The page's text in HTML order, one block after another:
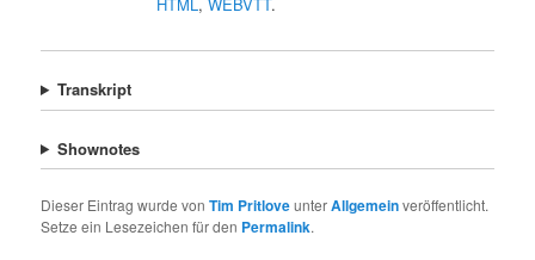
Transkript
Shownotes
Dieser Eintrag wurde vonTim PritloveunterAllgemeinveröffentlicht.
Setze ein Lesezeichen für den Permalink.